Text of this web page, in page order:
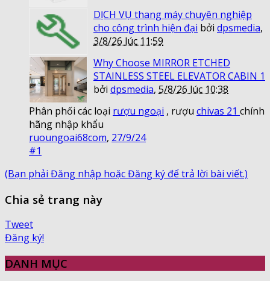
DỊCH VỤ thang máy chuyên nghiệp
cho công trình hiện đại bởi dpsmedia,
3/8/26 lúc 11:59
Why Choose MIRROR ETCHED
STAINLESS STEEL ELEVATOR CABIN 1
bởi dpsmedia, 5/8/26 lúc 10:38
Phân phối các loại rượu ngoại , rượu chivas 21 chính
hãng nhập khẩu
ruoungoai68com, 27/9/24
#1
(Bạn phải Đăng nhập hoặc Đăng ký để trả lời bài viết.)
Chia sẻ trang này
Tweet
Đăng ký!
DANH MỤC